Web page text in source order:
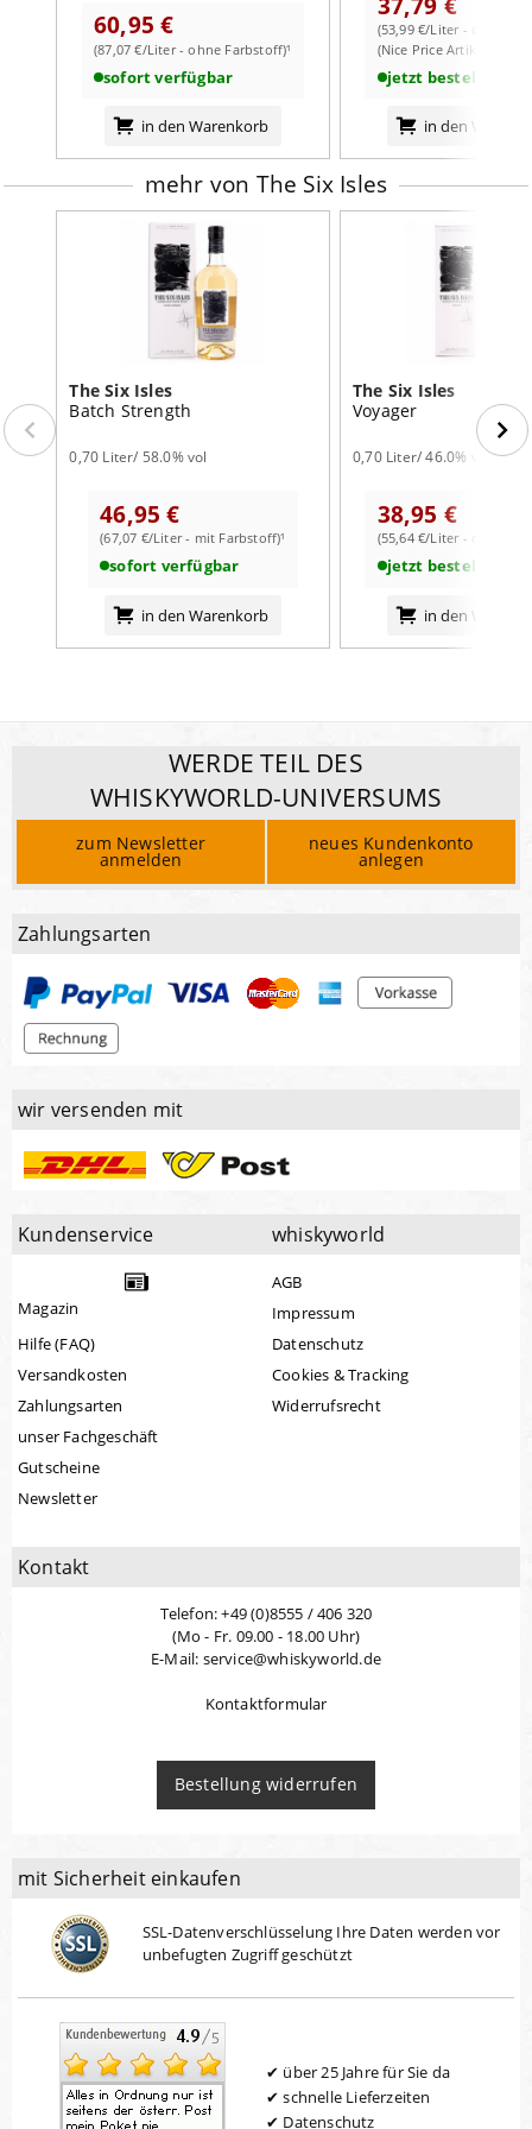
60,95 €
(87,07 €/Liter - ohne Farbstoff)¹
sofort verfügbar
in den Warenkorb
(53,99 €/Liter - ohne
(Nice Price Artikel)
jetzt bestellbar
in den
mehr von The Six Isles
The Six Isles
Batch Strength
0,70 Liter/ 58.0% vol
46,95 €
(67,07 €/Liter - mit Farbstoff)¹
sofort verfügbar
in den Warenkorb
The Six Isles
Voyager
0,70 Liter/ 46.0% vol
38,95 €
(55,64 €/Liter - ohne
jetzt bestellbar
in den
WERDE TEIL DES
WHISKYWORLD-UNIVERSUMS
zum Newsletter
anmelden
neues Kundenkonto
anlegen
Zahlungsarten
wir versenden mit
Kundenservice
Magazin
Hilfe (FAQ)
Versandkosten
Zahlungsarten
unser Fachgeschäft
Gutscheine
Newsletter
whiskyworld
AGB
Impressum
Datenschutz
Cookies & Tracking
Widerrufsrecht
Kontakt
Telefon: +49 (0)8555 / 406 320
(Mo - Fr. 09.00 - 18.00 Uhr)
E-Mail: service@whiskyworld.de
Kontaktformular
Bestellung widerrufen
mit Sicherheit einkaufen
SSL-Datenverschlüsselung Ihre Daten werden vor
unbefugten Zugriff geschützt
über 25 Jahre für Sie da
schnelle Lieferzeiten
Datenschutz